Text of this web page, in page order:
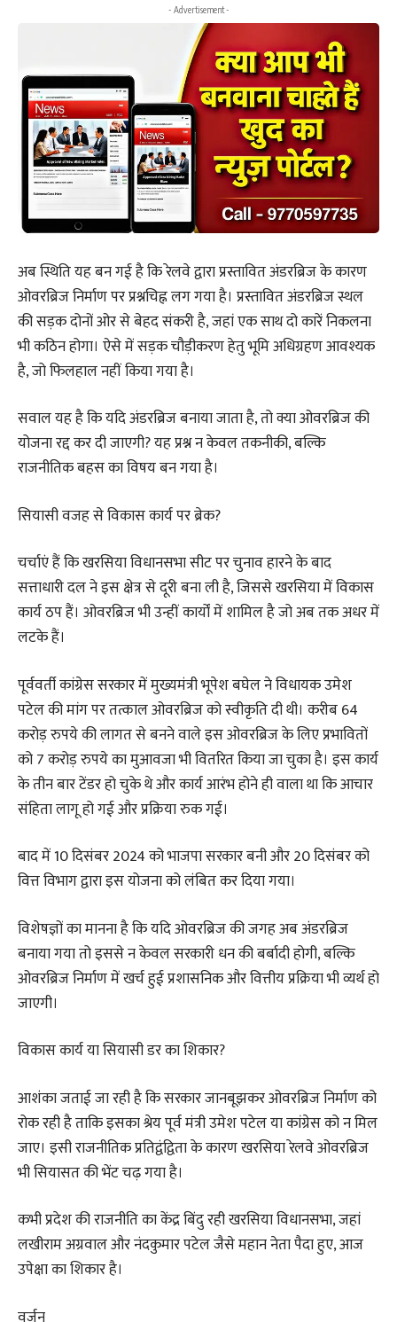
- Advertisement -
अब स्थिति यह बन गई है कि रेलवे द्वारा प्रस्तावित अंडरब्रिज के कारण
ओवरब्रिज निर्माण पर प्रश्नचिह्न लग गया है। प्रस्तावित अंडरब्रिज स्थल
की सड़क दोनों ओर से बेहद संकरी है, जहां एक साथ दो कारें निकलना
भी कठिन होगा। ऐसे में सड़क चौड़ीकरण हेतु भूमि अधिग्रहण आवश्यक
है, जो फिलहाल नहीं किया गया है।
सवाल यह है कि यदि अंडरब्रिज बनाया जाता है, तो क्या ओवरब्रिज की
योजना रद्द कर दी जाएगी? यह प्रश्न न केवल तकनीकी, बल्कि
राजनीतिक बहस का विषय बन गया है।
सियासी वजह से विकास कार्य पर ब्रेक?
चर्चाएं हैं कि खरसिया विधानसभा सीट पर चुनाव हारने के बाद
सत्ताधारी दल ने इस क्षेत्र से दूरी बना ली है, जिससे खरसिया में विकास
कार्य ठप हैं। ओवरब्रिज भी उन्हीं कार्यों में शामिल है जो अब तक अधर में
लटके हैं।
पूर्ववर्ती कांग्रेस सरकार में मुख्यमंत्री भूपेश बघेल ने विधायक उमेश
पटेल की मांग पर तत्काल ओवरब्रिज को स्वीकृति दी थी। करीब 64
करोड़ रुपये की लागत से बनने वाले इस ओवरब्रिज के लिए प्रभावितों
को 7 करोड़ रुपये का मुआवजा भी वितरित किया जा चुका है। इस कार्य
के तीन बार टेंडर हो चुके थे और कार्य आरंभ होने ही वाला था कि आचार
संहिता लागू हो गई और प्रक्रिया रुक गई।
बाद में 10 दिसंबर 2024 को भाजपा सरकार बनी और 20 दिसंबर को
वित्त विभाग द्वारा इस योजना को लंबित कर दिया गया।
विशेषज्ञों का मानना है कि यदि ओवरब्रिज की जगह अब अंडरब्रिज
बनाया गया तो इससे न केवल सरकारी धन की बर्बादी होगी, बल्कि
ओवरब्रिज निर्माण में खर्च हुई प्रशासनिक और वित्तीय प्रक्रिया भी व्यर्थ हो
जाएगी।
विकास कार्य या सियासी डर का शिकार?
आशंका जताई जा रही है कि सरकार जानबूझकर ओवरब्रिज निर्माण को
रोक रही है ताकि इसका श्रेय पूर्व मंत्री उमेश पटेल या कांग्रेस को न मिल
जाए। इसी राजनीतिक प्रतिद्वंद्विता के कारण खरसिया रेलवे ओवरब्रिज
भी सियासत की भेंट चढ़ गया है।
कभी प्रदेश की राजनीति का केंद्र बिंदु रही खरसिया विधानसभा, जहां
लखीराम अग्रवाल और नंदकुमार पटेल जैसे महान नेता पैदा हुए, आज
उपेक्षा का शिकार है।